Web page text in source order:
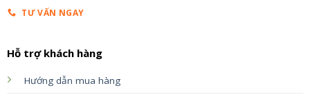
TƯ VẤN NGAY
Hỗ trợ khách hàng
Hướng dẫn mua hàng